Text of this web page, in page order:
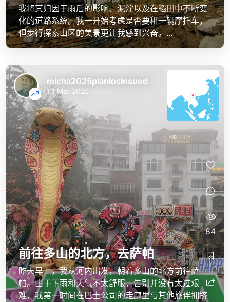
我将其归因于雨后的影响、泥泞以及在稻田中不断变
化的道路系统。我一开始考虑是否要租一辆摩托车，
但步行探索山区的美景更让我感到兴奋。...
前往多山的北方，去萨帕
昨天早上，我从河内出发，朝着多山的北方前往萨
帕。由于下雨和天气不太舒服，告别并没有太过艰
难，我第一时间在巴士公司的走廊里与其他旅伴拥挤
micha2025planlosinsuedostasien
13 Mar 2025
84